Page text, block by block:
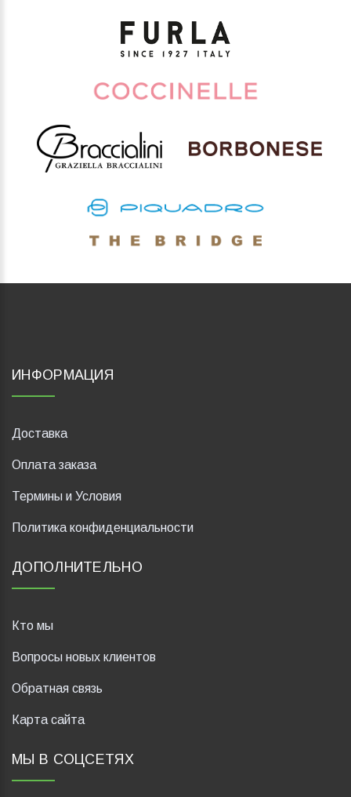
ИНФОРМАЦИЯ
Доставка
Оплата заказа
Термины и Условия
Политика конфиденциальности
ДОПОЛНИТЕЛЬНО
Кто мы
Вопросы новых клиентов
Обратная связь
Карта сайта
МЫ В СОЦСЕТЯХ